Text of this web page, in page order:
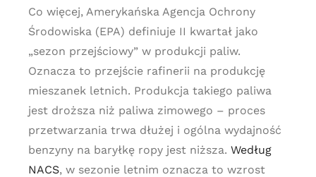
Co więcej, Amerykańska Agencja Ochrony
Środowiska (EPA) definiuje II kwartał jako
„sezon przejściowy” w produkcji paliw.
Oznacza to przejście rafinerii na produkcję
mieszanek letnich. Produkcja takiego paliwa
jest droższa niż paliwa zimowego – proces
przetwarzania trwa dłużej i ogólna wydajność
benzyny na baryłkę ropy jest niższa. Według
NACS, w sezonie letnim oznacza to wzrost